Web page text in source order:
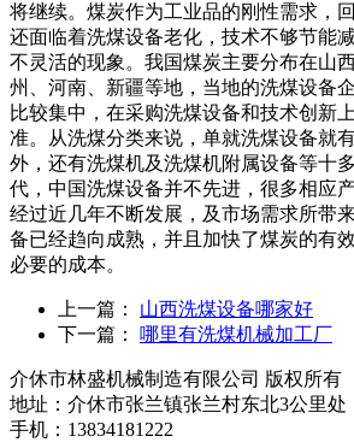
将继续。煤炭作为工业品的刚性需求，
还面临着洗煤设备老化，技术不够节能
不灵活的现象。我国煤炭主要分布在山
州、河南、新疆等地，当地的洗煤设备
比较集中，在采购洗煤设备和技术创新
准。从洗煤分类来说，单就洗煤设备就
外，还有洗煤机及洗煤机附属设备等十
代，中国洗煤设备并不先进，很多相应
经过近几年不断发展，及市场需求所带
备已经趋向成熟，并且加快了煤炭的有
必要的成本。
上一篇：
山西洗煤设备哪家好
下一篇：
哪里有洗煤机械加工厂
介休市林盛机械制造有限公司 版权所有
地址：介休市张兰镇张兰村东北3公里处
手机：13834181222